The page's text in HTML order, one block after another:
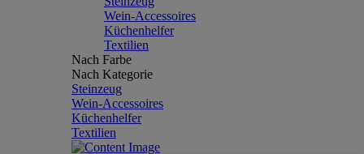
Wein-Accessoires
Küchenhelfer
Textilien
Nach Farbe
Nach Kategorie
Steinzeug
Wein-Accessoires
Küchenhelfer
Textilien